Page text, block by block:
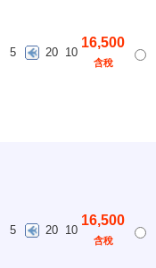
5 20 10
16,500
含稅
5 20 10
16,500
含稅